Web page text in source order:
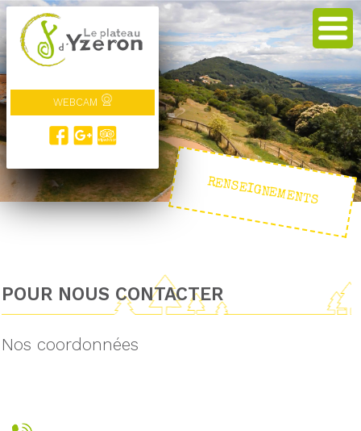
WEBCAM
RENSEIGNEMENTS
POUR NOUS CONTACTER
Nos coordonnées